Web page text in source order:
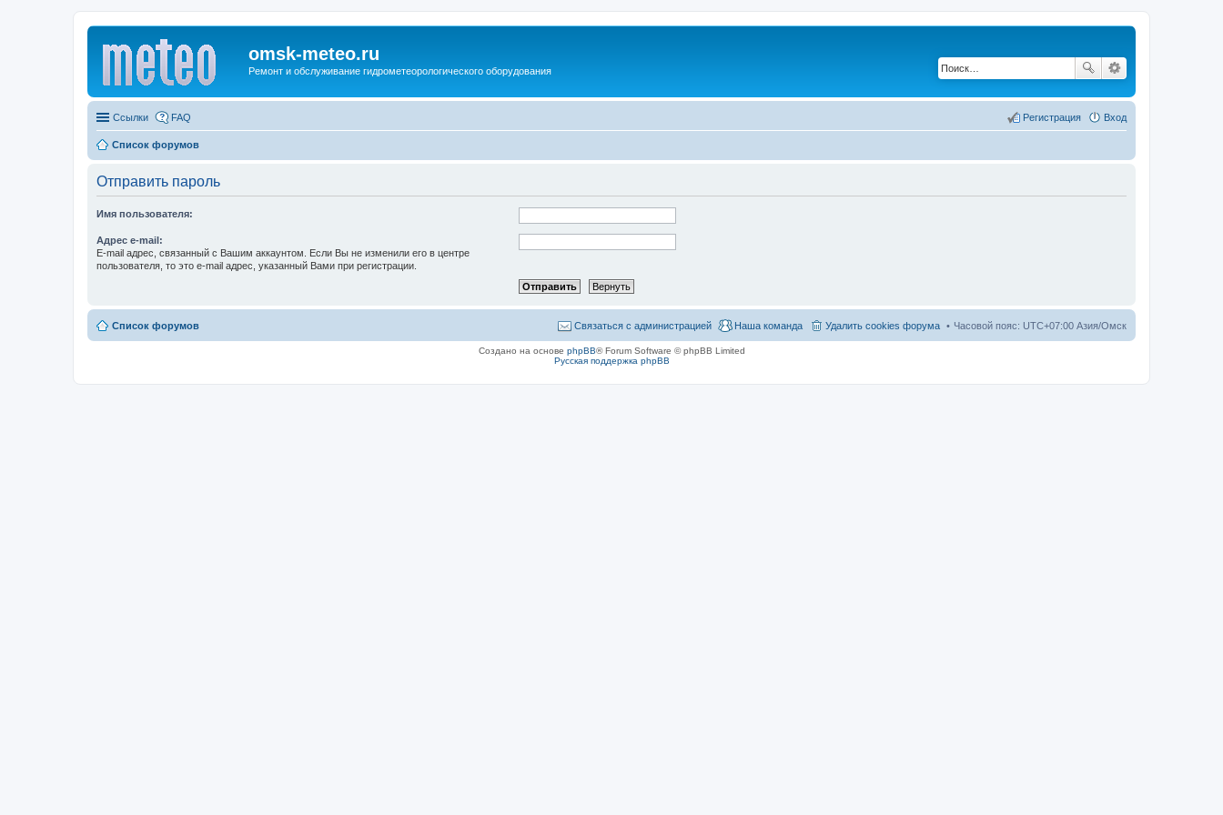
omsk-meteo.ru
Ремонт и обслуживание гидрометеорологического оборудования
Ссылки FAQ Вход
Регистрация
Список форумов
Отправить пароль
Имя пользователя:
Адрес e-mail:
E-mail адрес, связанный с Вашим аккаунтом. Если Вы не изменили его в центре
пользователя, то это e-mail адрес, указанный Вами при регистрации.
Список форумов Часовой пояс: UTC+07:00 Азия/Омск
Удалить cookies форума
Наша команда
Связаться с администрацией
Создано на основе phpBB® Forum Software © phpBB Limited
Русская поддержка phpBB